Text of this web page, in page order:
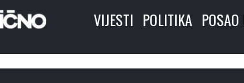
VIJESTI POLITIKA